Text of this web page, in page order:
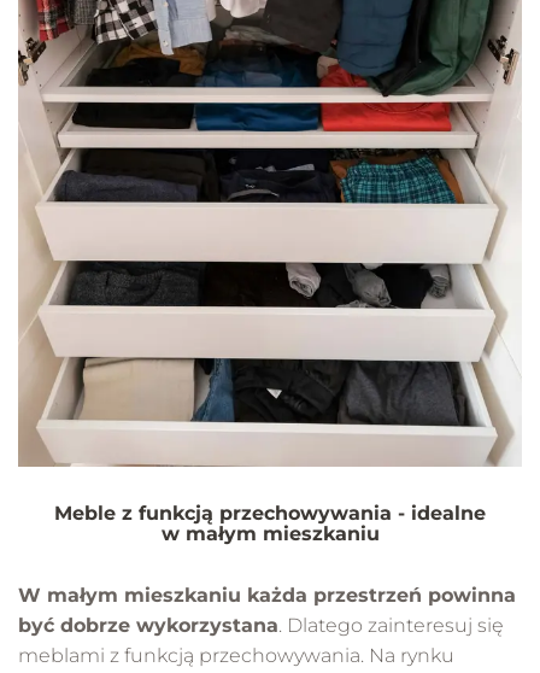
Meble z funkcją przechowywania - idealne
w małym mieszkaniu
W małym mieszkaniu każda przestrzeń powinna
być dobrze wykorzystana. Dlatego zainteresuj się
meblami z funkcją przechowywania. Na rynku